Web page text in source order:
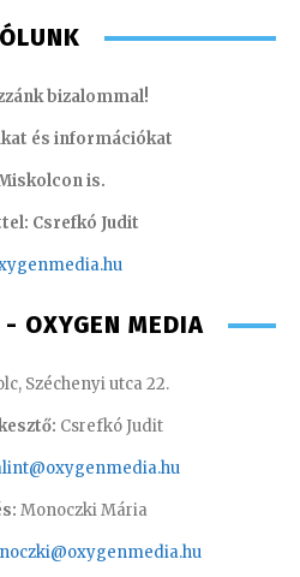
bizalommal!
és információkat
is.
Csrefkó Judit
nmedia.hu
OXYGEN MEDIA
Széchenyi utca 22.
Csrefkó Judit
Monoczki Mária